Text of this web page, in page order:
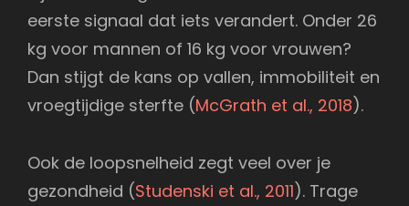
eerste signaal dat iets verandert. Onder 26
kg voor mannen of 16 kg voor vrouwen?
Dan stijgt de kans op vallen, immobiliteit en
vroegtijdige sterfte (McGrath et al., 2018).
Ook de loopsnelheid zegt veel over je
gezondheid (Studenski et al., 2011). Trage